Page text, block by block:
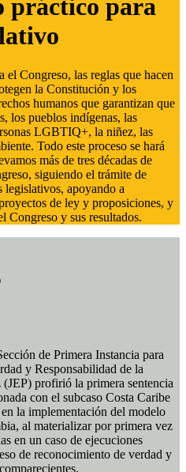
práctico para
el Congreso, las reglas que hacen
la Constitución y los
humanos que garantizan que
los pueblos indígenas, las
LGBTIQ+, la niñez, las
Todo este proceso se hará
más de tres décadas de
siguiendo el trámite de
legislativos, apoyando a
de ley y proposiciones, y
Congreso y sus resultados.
de Primera Instancia para
y Responsabilidad de la
profirió la primera sentencia
con el subcaso Costa Caribe
la implementación del modelo
al materializar por primera vez
en un caso de ejecuciones
de reconocimiento de verdad y